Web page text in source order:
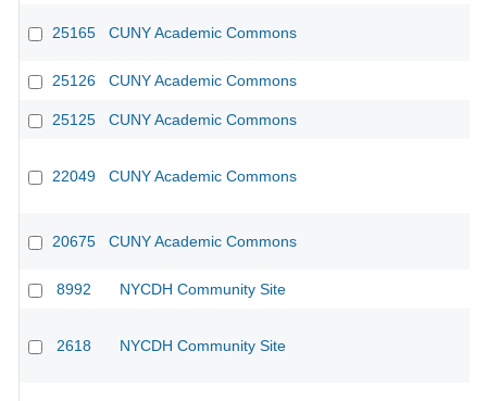
25165 CUNY Academic Commons
25126 CUNY Academic Commons
25125 CUNY Academic Commons
22049 CUNY Academic Commons
20675 CUNY Academic Commons
8992 NYCDH Community Site
2618 NYCDH Community Site